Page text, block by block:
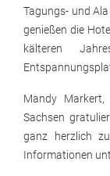
Tagungs- und
genießen die
kälteren
Mandy Markert,
Sachsen
ganz herzlich
Informationen